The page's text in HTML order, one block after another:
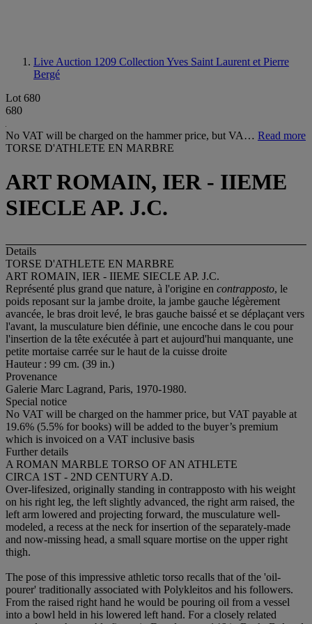
Live Auction 1209 Collection Yves Saint Laurent et Pierre
Bergé
Lot 680
680
No VAT will be charged on the hammer price, but VA… Read more
TORSE D'ATHLETE EN MARBRE
ART ROMAIN, IER - IIEME
SIECLE AP. J.C.
Details
TORSE D'ATHLETE EN MARBRE
ART ROMAIN, IER - IIEME SIECLE AP. J.C.
Représenté plus grand que nature, à l'origine en contrapposto, le
poids reposant sur la jambe droite, la jambe gauche légèrement
avancée, le bras droit levé, le bras gauche baissé et se déplaçant vers
l'avant, la musculature bien définie, une encoche dans le cou pour
l'insertion de la tête exécutée à part et aujourd'hui manquante, une
petite mortaise carrée sur le haut de la cuisse droite
Hauteur : 99 cm. (39 in.)
Provenance
Galerie Marc Lagrand, Paris, 1970-1980.
Special notice
No VAT will be charged on the hammer price, but VAT payable at
19.6% (5.5% for books) will be added to the buyer’s premium
which is invoiced on a VAT inclusive basis
Further details
A ROMAN MARBLE TORSO OF AN ATHLETE
CIRCA 1ST - 2ND CENTURY A.D.
Over-lifesized, originally standing in contrapposto with his weight
on his right leg, the left slightly advanced, the right arm raised, the
left arm lowered and projecting forward, the musculature well-
modeled, a recess at the neck for insertion of the separately-made
and now-missing head, a small square mortise on the upper right
thigh.
The pose of this impressive athletic torso recalls that of the 'oil-
pourer' traditionally associated with Polykleitos and his followers.
From the raised right hand he would be pouring oil from a vessel
into a bowl held in his lowered left hand. For a closely related